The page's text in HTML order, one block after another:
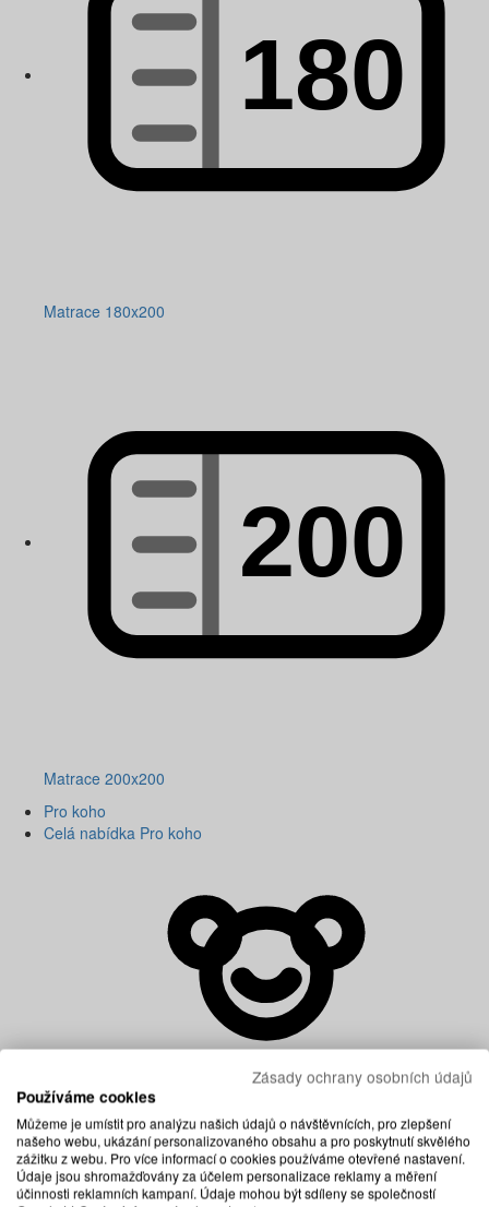
Matrace 180x200
Matrace 200x200
Pro koho
Celá nabídka Pro koho
Zásady ochrany osobních údajů
Používáme cookies
Můžeme je umístit pro analýzu našich údajů o návštěvnících, pro zlepšení
našeho webu, ukázání personalizovaného obsahu a pro poskytnutí skvělého
zážitku z webu. Pro více informací o cookies používáme otevřené nastavení.
Údaje jsou shromažďovány za účelem personalizace reklamy a měření
účinnosti reklamních kampaní. Údaje mohou být sdíleny se společností